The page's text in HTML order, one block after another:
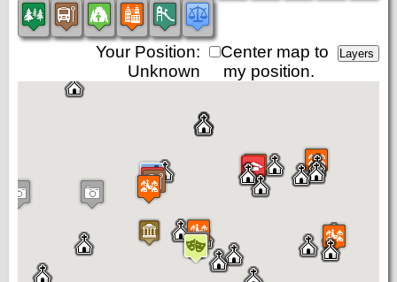
Center map to
my position.
Your Position:
Unknown